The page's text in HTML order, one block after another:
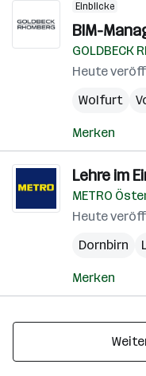
Einblicke
BIM-
GOLDBECK
Heute
Wolfurt
Merken
Lehre im
METRO
Heute
Dornbirn
Merken